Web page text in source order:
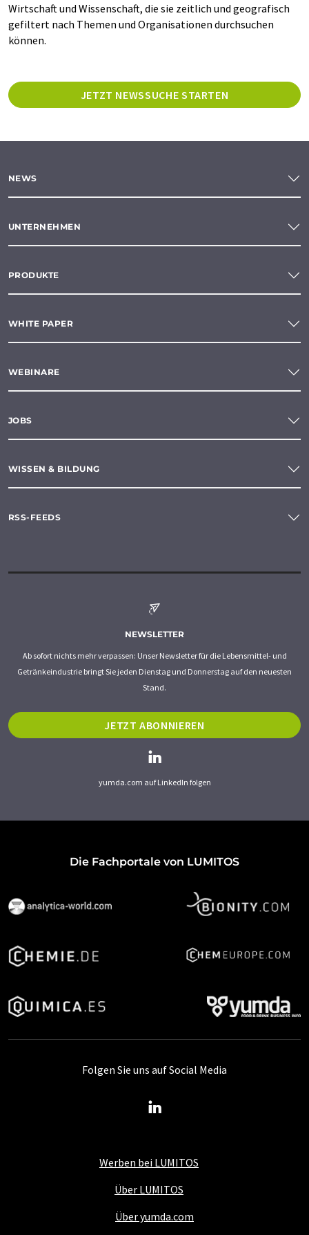
Wirtschaft und Wissenschaft, die sie zeitlich und geografisch
gefiltert nach Themen und Organisationen durchsuchen
können.
JETZT NEWSSUCHE STARTEN
NEWS
UNTERNEHMEN
PRODUKTE
WHITE PAPER
WEBINARE
JOBS
WISSEN & BILDUNG
RSS-FEEDS
NEWSLETTER
Ab sofort nichts mehr verpassen: Unser Newsletter für die Lebensmittel- und
Getränkeindustrie bringt Sie jeden Dienstag und Donnerstag auf den neuesten
Stand.
JETZT ABONNIEREN
yumda.com auf LinkedIn folgen
Die Fachportale von LUMITOS
Werben bei LUMITOS
Über LUMITOS
Über yumda.com
Folgen Sie uns auf Social Media